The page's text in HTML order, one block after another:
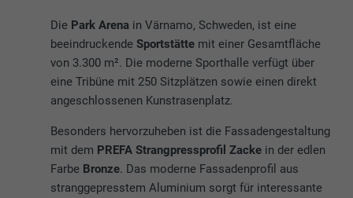
Die Park Arena in Värnamo, Schweden, ist eine
beeindruckendeSportstätte mit einer Gesamtfläche
von 3.300 m². Die moderne Sporthalle verfügt über
eine Tribüne mit 250 Sitzplätzen sowie einen direkt
angeschlossenen Kunstrasenplatz.
Besonders hervorzuheben ist die Fassadengestaltung
mit dem PREFA Strangpressprofil Zacke in der edlen
Farbe Bronze. Das moderne Fassadenprofil aus
stranggepresstem Aluminium sorgt für interessante